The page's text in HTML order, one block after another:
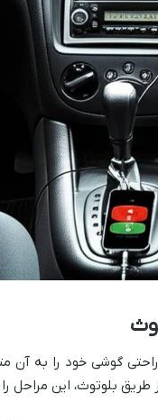
راحتی گوشی خود را به
طریق بلوتوث، این مراحل